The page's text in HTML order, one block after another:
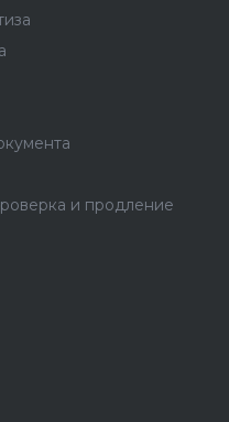
и продление